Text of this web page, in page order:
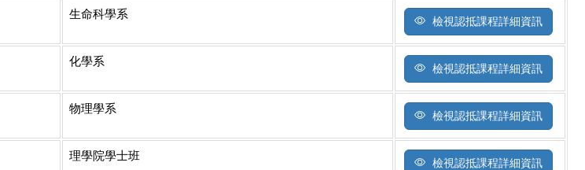
生命科學系
檢視認抵課程詳細資訊
化學系
檢視認抵課程詳細資訊
物理學系
檢視認抵課程詳細資訊
理學院學士班
檢視認抵課程詳細資訊